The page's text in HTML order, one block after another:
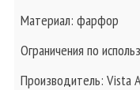
Материал: фарфор
Ограничения по
Производитель: Vista